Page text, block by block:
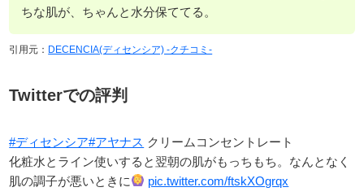
ちな肌が、ちゃんと水分保ててる。
引用元： DECENCIA(ディセンシア) -クチコミ-
Twitterでの評判
#ディセンシア#アヤナス クリームコンセントレート
化粧水とライン使いすると翌朝の肌がもっちもち。なんとなく
肌の調子が悪いときに
pic.twitter.com/ftskXOgrqx